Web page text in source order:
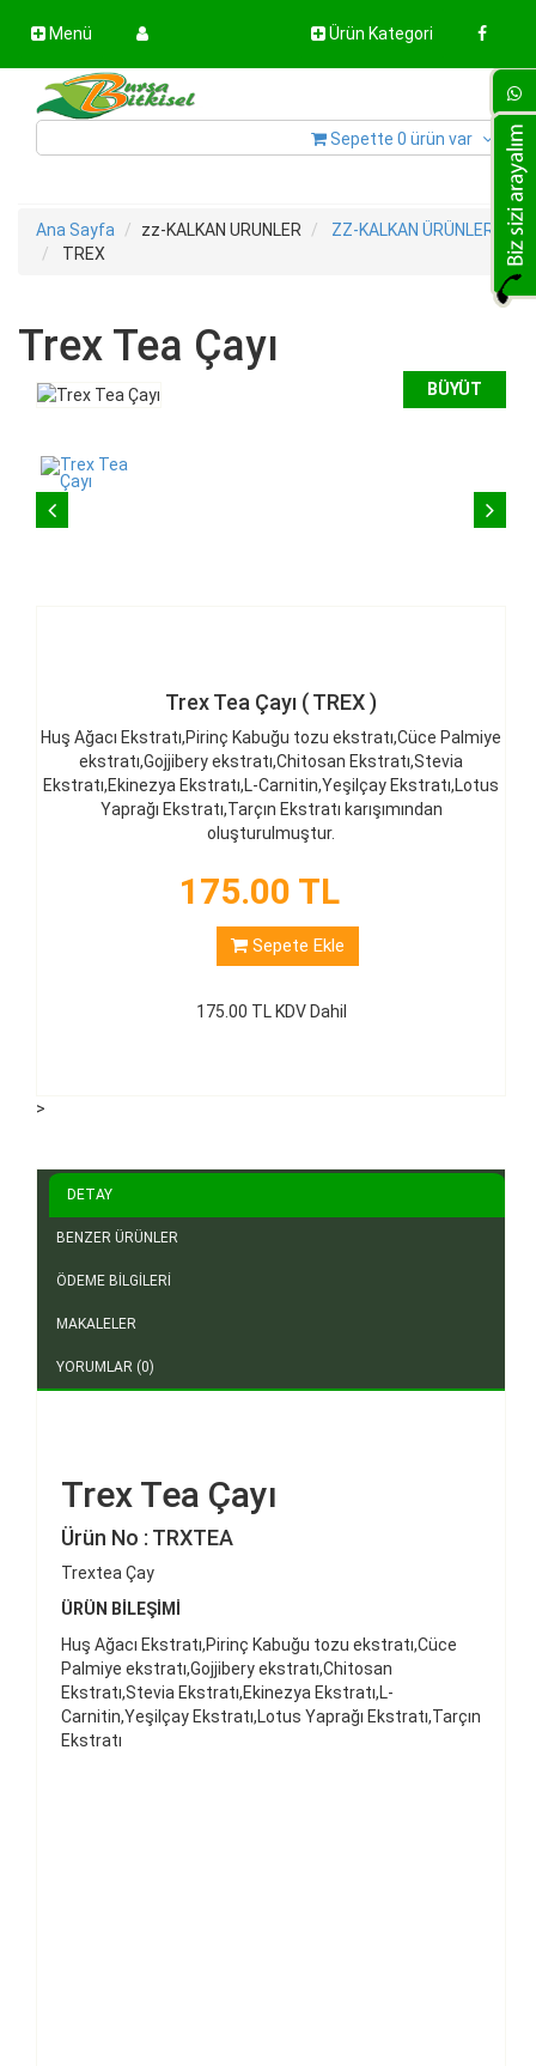
Menü Ürün Kategori
Sepette 0 ürün var
Ana Sayfa zz-KALKAN URUNLER
ZZ-KALKAN ÜRÜNLER
TREX
Trex Tea Çayı
BÜYÜT
Trex Tea Çayı ( TREX )
Huş Ağacı Ekstratı,Pirinç Kabuğu tozu ekstratı,Cüce Palmiye
ekstratı,Gojjibery ekstratı,Chitosan Ekstratı,Stevia
Ekstratı,Ekinezya Ekstratı,L-Carnitin,Yeşilçay Ekstratı,Lotus
Yaprağı Ekstratı,Tarçın Ekstratı karışımından
oluşturulmuştur.
175.00 TL
Sepete Ekle
175.00 TL KDV Dahil
>
DETAY
BENZER ÜRÜNLER
ÖDEME BİLGİLERİ
MAKALELER
YORUMLAR (0)
Trex Tea Çayı
Ürün No : TRXTEA
Trextea Çay
ÜRÜN BİLEŞİMİ
Huş Ağacı Ekstratı,Pirinç Kabuğu tozu ekstratı,Cüce
Palmiye ekstratı,Gojjibery ekstratı,Chitosan
Ekstratı,Stevia Ekstratı,Ekinezya Ekstratı,L-
Carnitin,Yeşilçay Ekstratı,Lotus Yaprağı Ekstratı,Tarçın
Ekstratı